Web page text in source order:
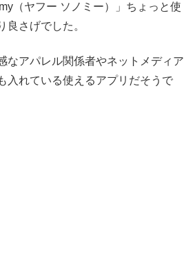
（ヤフー ソノミー）」ちょっと使
良さげでした。
なアパレル関係者やネットメディア
入れている使えるアプリだそうで